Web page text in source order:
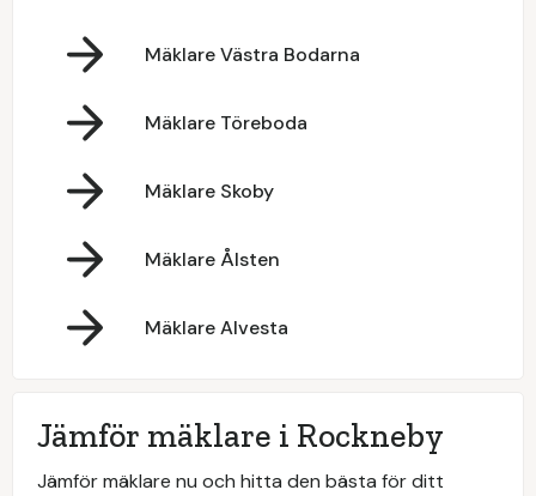
Mäklare Västra Bodarna
Mäklare Töreboda
Mäklare Skoby
Mäklare Ålsten
Mäklare Alvesta
Jämför mäklare i Rockneby
Jämför mäklare nu och hitta den bästa för ditt